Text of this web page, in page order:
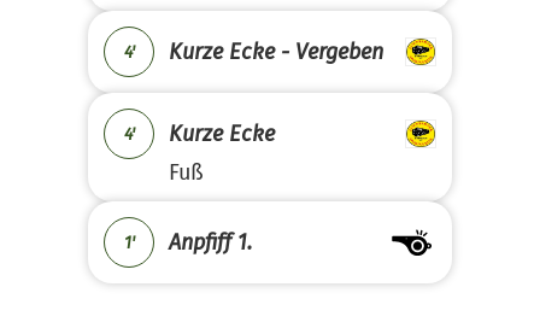
4' Kurze Ecke - Vergeben
4'
Kurze Ecke
Fuß
1' Anpfiff 1.